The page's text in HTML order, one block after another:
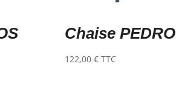
Chaise PEDRO
122,00 € TTC